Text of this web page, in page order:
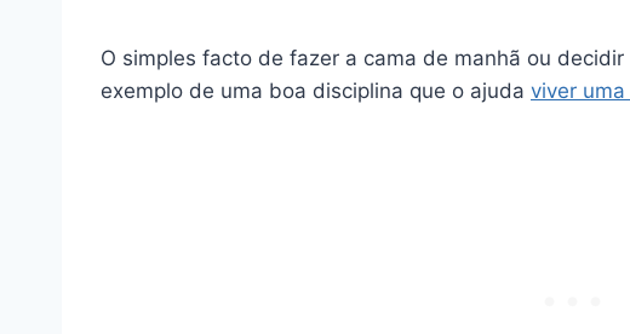
O simples facto de fazer a cama de manhã ou
exemplo de uma boa disciplina que o ajuda viver